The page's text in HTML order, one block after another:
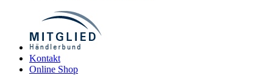
Kontakt
Online Shop